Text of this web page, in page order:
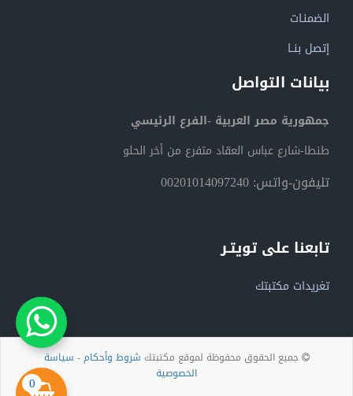
0
الضمنـات
إتصل بنــا
بيانات التواصل
جمهورية مصر العربية -الفرع الرئيسي
طنطا-شارع عباس العقاد متفرع من أخر الحلو
تليفون-واتس: 00201014097240
تابعنا على تويتـر
تغريدات مكتبتك
جميع الحقوق محفوظة لموقع مكتبتك شروط وأحكام- سياسة
الخصوصية